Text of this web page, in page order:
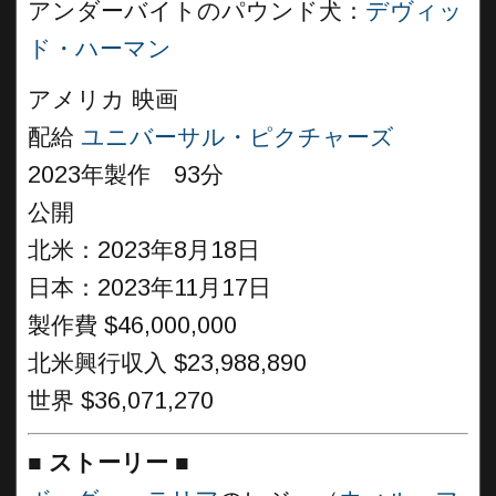
アンダーバイトのパウンド犬： デヴィッ
ド・ハーマン
アメリカ 映画
配給 ユニバーサル・ピクチャーズ
2023年製作 93分
公開
北米：2023年8月18日
日本：2023年11月17日
製作費 $46,000,000
北米興行収入 $23,988,890
世界 $36,071,270
■ ストーリー ■